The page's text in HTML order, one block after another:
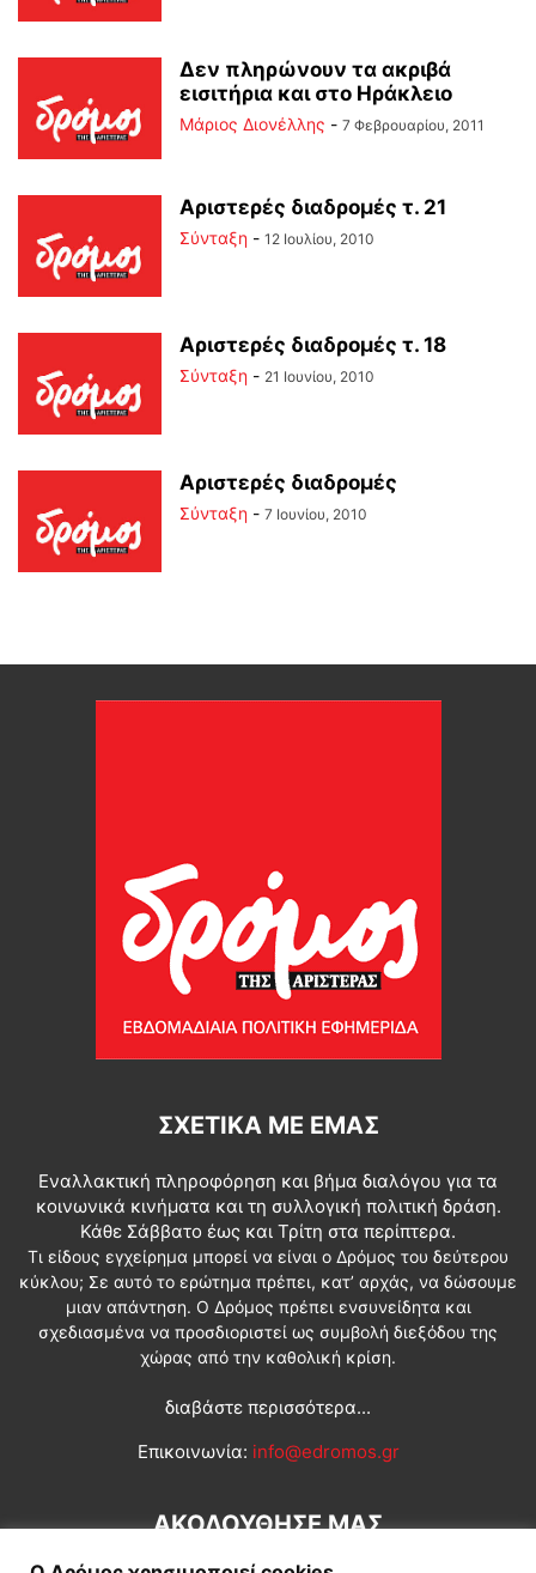
Δεν πληρώνουν τα ακριβά
εισιτήρια και στο Ηράκλειο
Μάριος Διονέλλης - 7 Φεβρουαρίου, 2011
Αριστερές διαδρομές τ. 21
Σύνταξη - 12 Ιουλίου, 2010
Αριστερές διαδρομές τ. 18
Σύνταξη - 21 Ιουνίου, 2010
Αριστερές διαδρομές
Σύνταξη - 7 Ιουνίου, 2010
ΣΧΕΤΙΚΆ ΜΕ ΕΜΆΣ
Εναλλακτική πληροφόρηση και βήμα διαλόγου για τα
κοινωνικά κινήματα και τη συλλογική πολιτική δράση.
Κάθε Σάββατο έως και Τρίτη στα περίπτερα.
Τι είδους εγχείρημα μπορεί να είναι ο Δρόμος του δεύτερου
κύκλου; Σε αυτό το ερώτημα πρέπει, κατ’ αρχάς, να δώσουμε
μιαν απάντηση. Ο Δρόμος πρέπει ενσυνείδητα και
σχεδιασμένα να προσδιοριστεί ως συμβολή διεξόδου της
χώρας από την καθολική κρίση.
διαβάστε περισσότερα...
Επικοινωνία: info@edromos.gr
ΑΚΟΛΟΥΘΗΣΕ ΜΑΣ